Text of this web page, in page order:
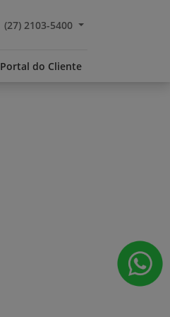
(27) 2103-5400
Portal do Cliente